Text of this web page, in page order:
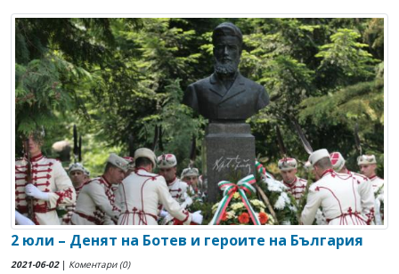
2 юли – Денят на Ботев и героите на България
2021-06-02| Коментари (0)